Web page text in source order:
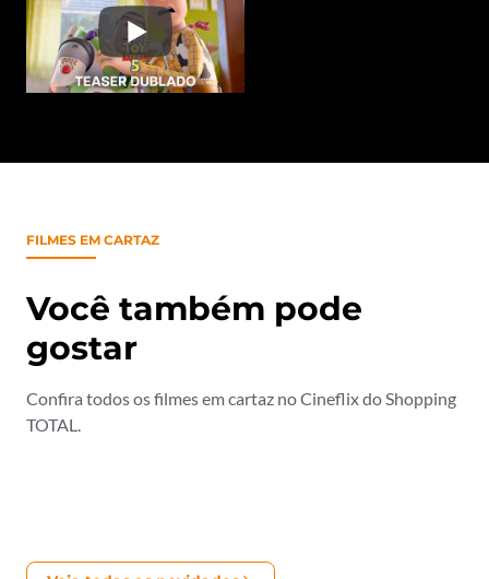
FILMES EM CARTAZ
Você também pode
gostar
Confira todos os filmes em cartaz no Cineflix do Shopping
TOTAL.